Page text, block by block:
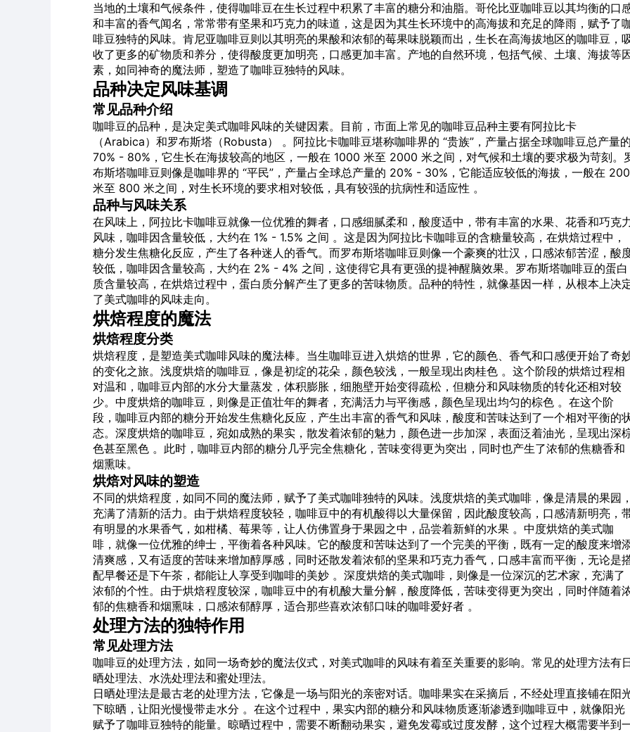
当地的土壤和气候条件，使得咖啡豆在生长过程中积累了丰富的糖分和油脂。哥伦比亚咖啡豆以其均衡的口
和丰富的香气闻名，常常带有坚果和巧克力的味道，这是因为其生长环境中的高海拔和充足的降雨，赋予了
啡豆独特的风味。肯尼亚咖啡豆则以其明亮的果酸和浓郁的莓果味脱颖而出，生长在高海拔地区的咖啡豆，
收了更多的矿物质和养分，使得酸度更加明亮，口感更加丰富。产地的自然环境，包括气候、土壤、海拔等
素，如同神奇的魔法师，塑造了咖啡豆独特的风味。
品种决定风味基调
常见品种介绍
咖啡豆的品种，是决定美式咖啡风味的关键因素。目前，市面上常见的咖啡豆品种主要有阿拉比卡
（Arabica）和罗布斯塔（Robusta） 。阿拉比卡咖啡豆堪称咖啡界的 “贵族”，产量占据全球咖啡豆总产量的
70% - 80%，它生长在海拔较高的地区，一般在 1000 米至 2000 米之间，对气候和土壤的要求极为苛刻。
布斯塔咖啡豆则像是咖啡界的 “平民”，产量占全球总产量的 20% - 30%，它能适应较低的海拔，一般在 200
米至 800 米之间，对生长环境的要求相对较低，具有较强的抗病性和适应性 。
品种与风味关系
在风味上，阿拉比卡咖啡豆就像一位优雅的舞者，口感细腻柔和，酸度适中，带有丰富的水果、花香和巧克
风味，咖啡因含量较低，大约在 1% - 1.5% 之间 。这是因为阿拉比卡咖啡豆的含糖量较高，在烘焙过程中，
糖分发生焦糖化反应，产生了各种迷人的香气。而罗布斯塔咖啡豆则像一个豪爽的壮汉，口感浓郁苦涩，酸
较低，咖啡因含量较高，大约在 2% - 4% 之间，这使得它具有更强的提神醒脑效果。罗布斯塔咖啡豆的蛋白
质含量较高，在烘焙过程中，蛋白质分解产生了更多的苦味物质。品种的特性，就像基因一样，从根本上决
了美式咖啡的风味走向。
烘焙程度的魔法
烘焙程度分类
烘焙程度，是塑造美式咖啡风味的魔法棒。当生咖啡豆进入烘焙的世界，它的颜色、香气和口感便开始了奇
的变化之旅。浅度烘焙的咖啡豆，像是初绽的花朵，颜色较浅，一般呈现出肉桂色 。这个阶段的烘焙过程相
对温和，咖啡豆内部的水分大量蒸发，体积膨胀，细胞壁开始变得疏松，但糖分和风味物质的转化还相对较
少。中度烘焙的咖啡豆，则像是正值壮年的舞者，充满活力与平衡感，颜色呈现出均匀的棕色 。在这个阶
段，咖啡豆内部的糖分开始发生焦糖化反应，产生出丰富的香气和风味，酸度和苦味达到了一个相对平衡的
态。深度烘焙的咖啡豆，宛如成熟的果实，散发着浓郁的魅力，颜色进一步加深，表面泛着油光，呈现出深
色甚至黑色 。此时，咖啡豆内部的糖分几乎完全焦糖化，苦味变得更为突出，同时也产生了浓郁的焦糖香和
烟熏味。
烘焙对风味的塑造
不同的烘焙程度，如同不同的魔法师，赋予了美式咖啡独特的风味。浅度烘焙的美式咖啡，像是清晨的果园，
充满了清新的活力。由于烘焙程度较轻，咖啡豆中的有机酸得以大量保留，因此酸度较高，口感清新明亮，
有明显的水果香气，如柑橘、莓果等，让人仿佛置身于果园之中，品尝着新鲜的水果 。中度烘焙的美式咖
啡，就像一位优雅的绅士，平衡着各种风味。它的酸度和苦味达到了一个完美的平衡，既有一定的酸度来增
清爽感，又有适度的苦味来增加醇厚感，同时还散发着浓郁的坚果和巧克力香气，口感丰富而平衡，无论是
配早餐还是下午茶，都能让人享受到咖啡的美妙 。深度烘焙的美式咖啡，则像是一位深沉的艺术家，充满了
浓郁的个性。由于烘焙程度较深，咖啡豆中的有机酸大量分解，酸度降低，苦味变得更为突出，同时伴随着
郁的焦糖香和烟熏味，口感浓郁醇厚，适合那些喜欢浓郁口味的咖啡爱好者 。
处理方法的独特作用
常见处理方法
咖啡豆的处理方法，如同一场奇妙的魔法仪式，对美式咖啡的风味有着至关重要的影响。常见的处理方法有
晒处理法、水洗处理法和蜜处理法。
日晒处理法是最古老的处理方法，它像是一场与阳光的亲密对话。咖啡果实在采摘后，不经处理直接铺在阳
下晾晒，让阳光慢慢带走水分 。在这个过程中，果实内部的糖分和风味物质逐渐渗透到咖啡豆中，就像阳光
赋予了咖啡豆独特的能量。晾晒过程中，需要不断翻动果实，避免发霉或过度发酵，这个过程大概需要半到